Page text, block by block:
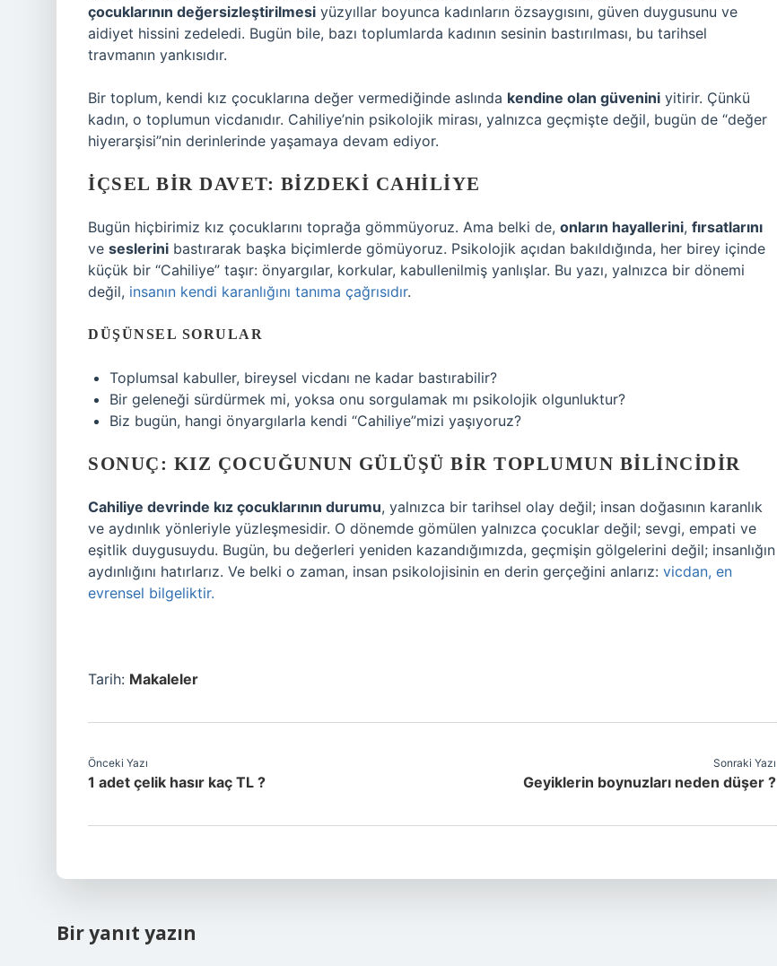
çocuklarının değersizleştirilmesi yüzyıllar boyunca kadınların özsaygısını, güven duygusunu ve
aidiyet hissini zedeledi. Bugün bile, bazı toplumlarda kadının sesinin bastırılması, bu tarihsel
travmanın yankısıdır.
Bir toplum, kendi kız çocuklarına değer vermediğinde aslında kendine olan güvenini yitirir. Çünkü
kadın, o toplumun vicdanıdır. Cahiliye’nin psikolojik mirası, yalnızca geçmişte değil, bugün de “değer
hiyerarşisi”nin derinlerinde yaşamaya devam ediyor.
İÇSEL BIR DAVET: BIZDEKI CAHILIYE
Bugün hiçbirimiz kız çocuklarını toprağa gömmüyoruz. Ama belki de, onların hayallerini, fırsatlarını
ve seslerini bastırarak başka biçimlerde gömüyoruz. Psikolojik açıdan bakıldığında, her birey içinde
küçük bir “Cahiliye” taşır: önyargılar, korkular, kabullenilmiş yanlışlar. Bu yazı, yalnızca bir dönemi
değil, insanın kendi karanlığını tanıma çağrısıdır.
DÜŞÜNSEL SORULAR
Toplumsal kabuller, bireysel vicdanı ne kadar bastırabilir?
Bir geleneği sürdürmek mi, yoksa onu sorgulamak mı psikolojik olgunluktur?
Biz bugün, hangi önyargılarla kendi “Cahiliye”mizi yaşıyoruz?
SONUÇ: KIZ ÇOCUĞUNUN GÜLÜŞÜ BIR TOPLUMUN BILINCIDIR
Cahiliye devrinde kız çocuklarının durumu, yalnızca bir tarihsel olay değil; insan doğasının karanlık
ve aydınlık yönleriyle yüzleşmesidir. O dönemde gömülen yalnızca çocuklar değil; sevgi, empati ve
eşitlik duygusuydu. Bugün, bu değerleri yeniden kazandığımızda, geçmişin gölgelerini değil; insanlığın
aydınlığını hatırlarız. Ve belki o zaman, insan psikolojisinin en derin gerçeğini anlarız: vicdan, en
evrensel bilgeliktir.
Tarih: Makaleler
Önceki Yazı
1 adet çelik hasır kaç TL ?
Sonraki Yazı
Geyiklerin boynuzları neden düşer ?
Bir yanıt yazın